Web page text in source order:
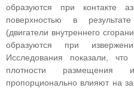
образуются при контакте
поверхностью в
(двигатели внутреннего
образуются при
Исследования показали, что
плотности
пропорционально влияют на